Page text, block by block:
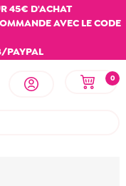
45€ D'ACHAT
AVEC LE CODE
PAYPAL
0